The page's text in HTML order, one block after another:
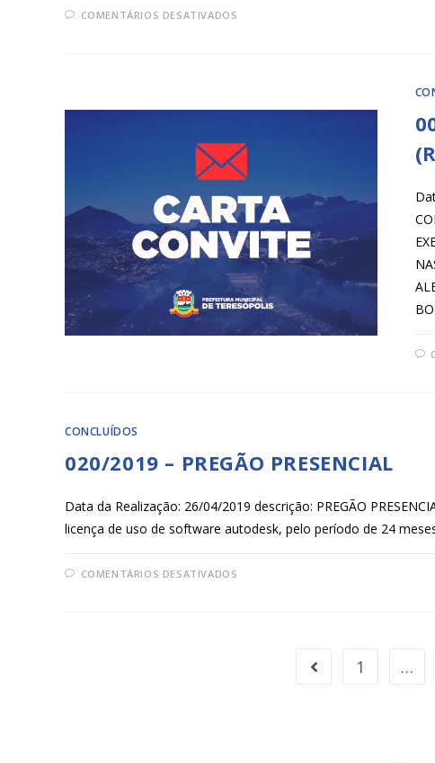
COMENTÁRIOS DESATIVADOS
CONCLUÍDOS
020/2019 – PREGÃO PRESENCIAL
Data da Realização: 26/04/2019 descrição: PREGÃO
licença de uso de software autodesk, pelo período de 24
COMENTÁRIOS DESATIVADOS
1 …